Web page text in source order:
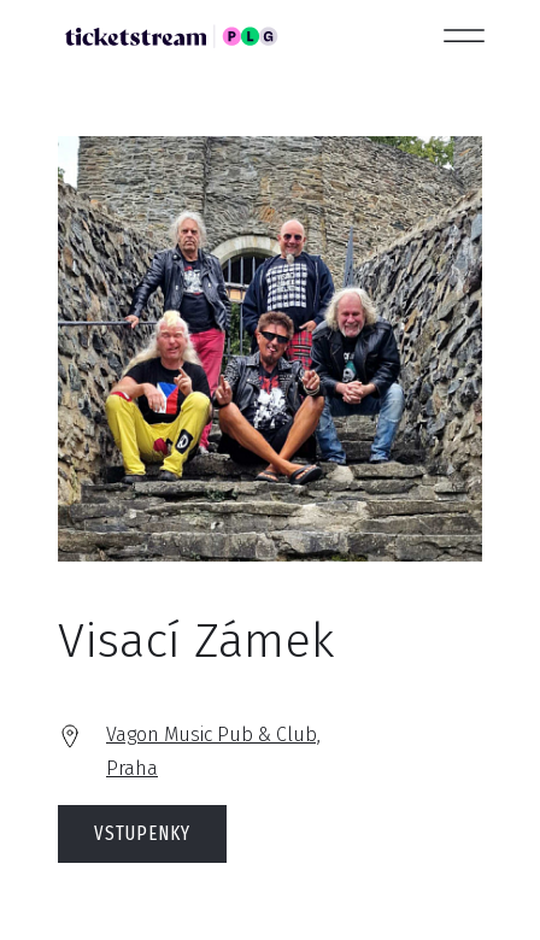
Visací Zámek
Vagon Music Pub & Club,
Praha
VSTUPENKY